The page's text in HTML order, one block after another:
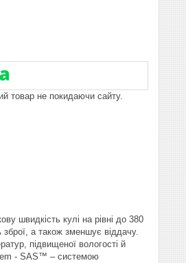
товар не покидаючи сайту.
швидкість кулі на рівні до 380
а також зменшує віддачу.
підвищеної вологості й
- SAS™ – системою